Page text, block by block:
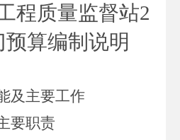
程质量监督站2
预算编制说明
及主要工作
要职责